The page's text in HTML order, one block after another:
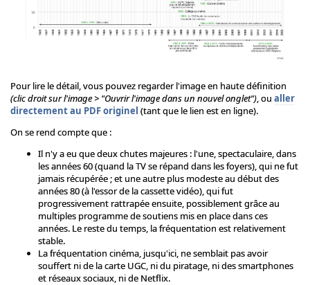
Pour lire le détail, vous pouvez regarder l'image en haute définition
(clic droit sur l'image > "Ouvrir l'image dans un nouvel onglet") , ou aller
directement au PDF originel (tant que le lien est en ligne).
On se rend compte que :
Il n'y a eu que deux chutes majeures : l'une, spectaculaire, dans
les années 60 (quand la TV se répand dans les foyers), qui ne fut
jamais récupérée ; et une autre plus modeste au début des
années 80 (à l'essor de la cassette vidéo), qui fut
progressivement rattrapée ensuite, possiblement grâce au
multiples programme de soutiens mis en place dans ces
années. Le reste du temps, la fréquentation est relativement
stable.
La fréquentation cinéma, jusqu'ici, ne semblait pas avoir
souffert ni de la carte UGC, ni du piratage, ni des smartphones
et réseaux sociaux, ni de Netflix.